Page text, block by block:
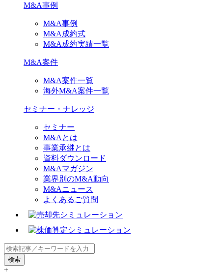
M&A事例
M&A事例
M&A成約式
M&A成約実績一覧
M&A案件
M&A案件一覧
海外M&A案件一覧
セミナー・ナレッジ
セミナー
M&Aとは
事業承継とは
資料ダウンロード
M&Aマガジン
業界別のM&A動向
M&Aニュース
よくあるご質問
+